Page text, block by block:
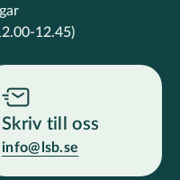
12.45)
Skriv till oss
info@lsb.se